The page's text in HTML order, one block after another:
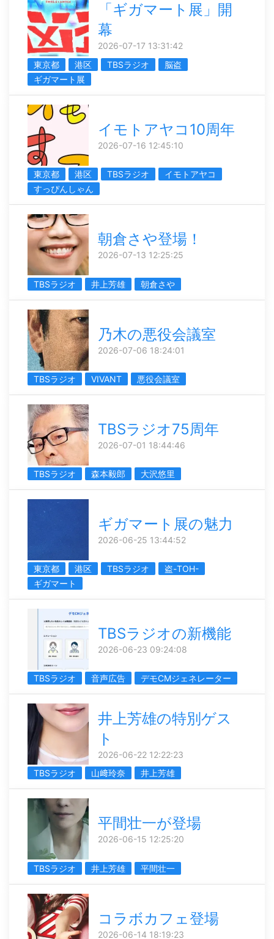
「ギガマート展」開
幕
2026-07-17 13:31:42
東京都
港区 TBSラジオ
脳盗
ギガマート展
イモトアヤコ10周年
2026-07-16 12:45:10
東京都 港区 TBSラジオ
イモトアヤコ
すっぴんしゃん
朝倉さや登場！
2026-07-13 12:25:25
TBSラジオ 井上芳雄 朝倉さや
乃木の悪役会議室
2026-07-06 18:24:01
TBSラジオ VIVANT 悪役会議室
TBSラジオ75周年
2026-07-01 18:44:46
TBSラジオ 森本毅郎 大沢悠里
ギガマート展の魅力
2026-06-25 13:44:52
東京都 港区 TBSラジオ
盗-TOH-
ギガマート
TBSラジオの新機能
2026-06-23 09:24:08
TBSラジオ 音声広告 デモCMジェネレーター
井上芳雄の特別ゲス
ト
2026-06-22 12:22:23
TBSラジオ
山﨑玲奈 井上芳雄
平間壮一が登場
2026-06-15 12:25:20
TBSラジオ 井上芳雄 平間壮一
コラボカフェ登場
2026-06-14 18:19:23